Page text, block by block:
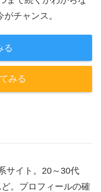
チャンス。
る
みる
サイト。20～30代
。プロフィールの確